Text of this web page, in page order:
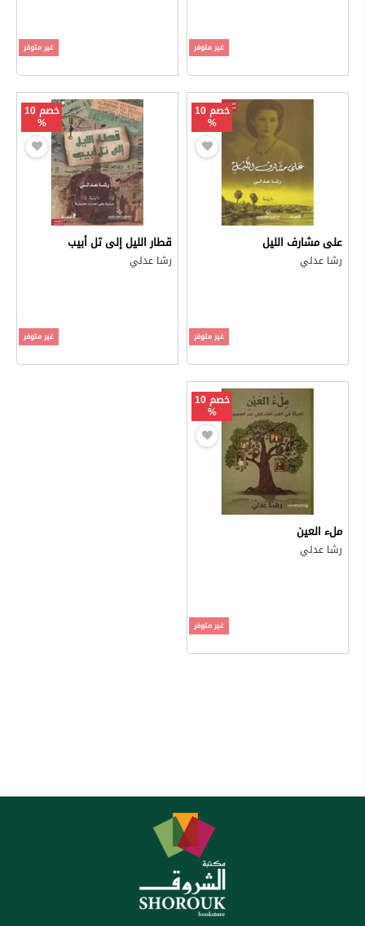
غير متوفر غير متوفر
خصم 10
%
على مشارف الليل
رشا عدلي
غير متوفر
خصم 10
%
قطار الليل إلى تل أبيب
رشا عدلي
غير متوفر
خصم 10
%
ملء العين
رشا عدلي
غير متوفر